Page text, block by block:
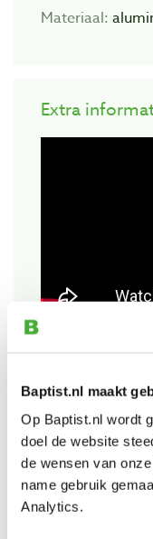
Baptist.nl maakt
Op Baptist.nl wordt
doel de website
de wensen van
name gebruik
Analytics.
Materiaal:
Extra
Bekijk ook